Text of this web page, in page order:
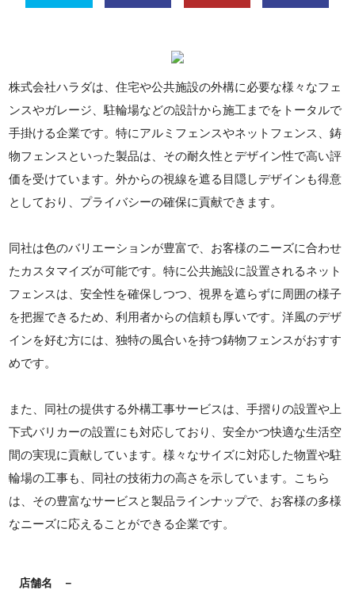
株式会社ハラダは、住宅や公共施設の外構に必要な様々なフェ
ンスやガレージ、駐輪場などの設計から施工までをトータルで
手掛ける企業です。特にアルミフェンスやネットフェンス、鋳
物フェンスといった製品は、その耐久性とデザイン性で高い評
価を受けています。外からの視線を遮る目隠しデザインも得意
としており、プライバシーの確保に貢献できます。
同社は色のバリエーションが豊富で、お客様のニーズに合わせ
たカスタマイズが可能です。特に公共施設に設置されるネット
フェンスは、安全性を確保しつつ、視界を遮らずに周囲の様子
を把握できるため、利用者からの信頼も厚いです。洋風のデザ
インを好む方には、独特の風合いを持つ鋳物フェンスがおすす
めです。
また、同社の提供する外構工事サービスは、手摺りの設置や上
下式バリカーの設置にも対応しており、安全かつ快適な生活空
間の実現に貢献しています。様々なサイズに対応した物置や駐
輪場の工事も、同社の技術力の高さを示しています。こちら
は、その豊富なサービスと製品ラインナップで、お客様の多様
なニーズに応えることができる企業です。
店舗名 －